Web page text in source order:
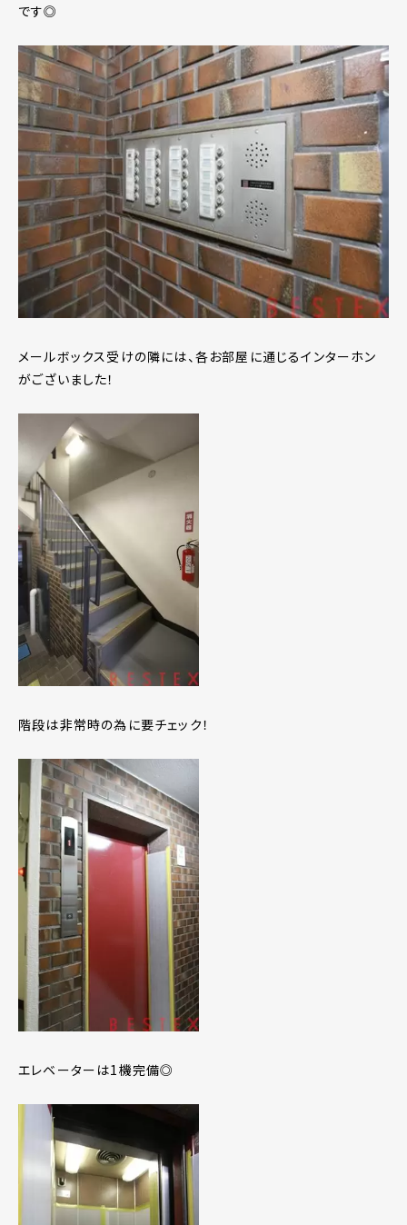
です◎
メールボックス受けの隣には、各お部屋に通じるインターホン
がございました！
階段は非常時の為に要チェック！
エレベーターは1機完備◎